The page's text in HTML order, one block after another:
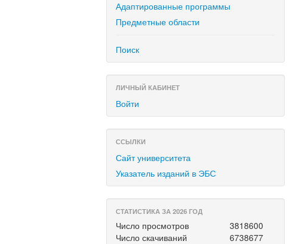
Адаптированные программы
Предметные области
Поиск
ЛИЧНЫЙ КАБИНЕТ
Войти
ССЫЛКИ
Сайт университета
Указатель изданий в ЭБС
СТАТИСТИКА ЗА 2026 ГОД
Число просмотров
3818600
Число скачиваний
6738677